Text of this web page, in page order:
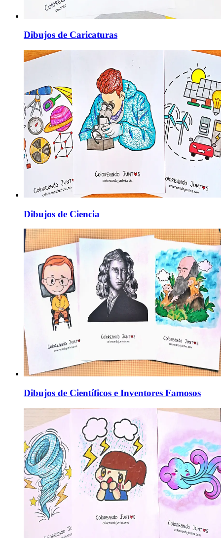
Dibujos de Caricaturas
Dibujos de Ciencia
Dibujos de Científicos e Inventores Famosos